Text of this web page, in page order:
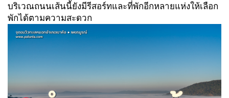
บริเวณถนนเส้นนี้ยังมีรีสอร์ทและที่พักอีกหลายแห่งให้เลือก
พักได้ตามความสะดวก